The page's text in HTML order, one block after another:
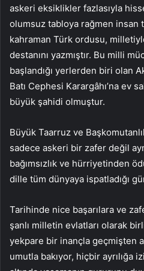
askeri eksiklikler fazlasıyla
olumsuz tabloya rağmen insan
kahraman Türk ordusu,
destanını yazmıştır. Bu milli
başlandığı yerlerden biri olan
Batı Cephesi Karargâhı’na ev
büyük şahidi olmuştur.
Büyük Taarruz ve
sadece askeri bir zafer değil
bağımsızlık ve hürriyetinden
dille tüm dünyaya ispatladığı
Tarihinde nice başarılara ve
şanlı milletin evlatları olarak
yekpare bir inançla geçmişten
umutla bakıyor, hiçbir ayrılığa